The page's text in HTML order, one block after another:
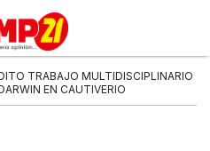
TRABAJO MULTIDISCIPLINARIO
EN CAUTIVERIO